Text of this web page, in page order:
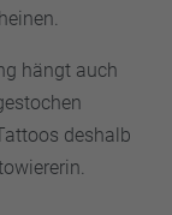
hängt auch
deshalb